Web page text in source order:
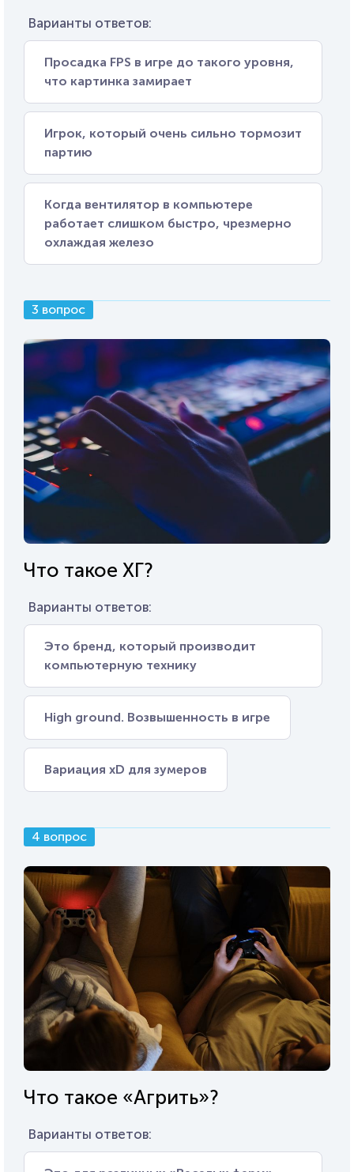
Варианты ответов:
Просадка FPS в игре до такого уровня,
что картинка замирает
Игрок, который очень сильно тормозит
партию
Когда вентилятор в компьютере
работает слишком быстро, чрезмерно
охлаждая железо
3 вопрос
Что такое ХГ?
Варианты ответов:
Это бренд, который производит
компьютерную технику
High ground. Возвышенность в игре
Вариация xD для зумеров
4 вопрос
Что такое «Агрить»?
Варианты ответов: